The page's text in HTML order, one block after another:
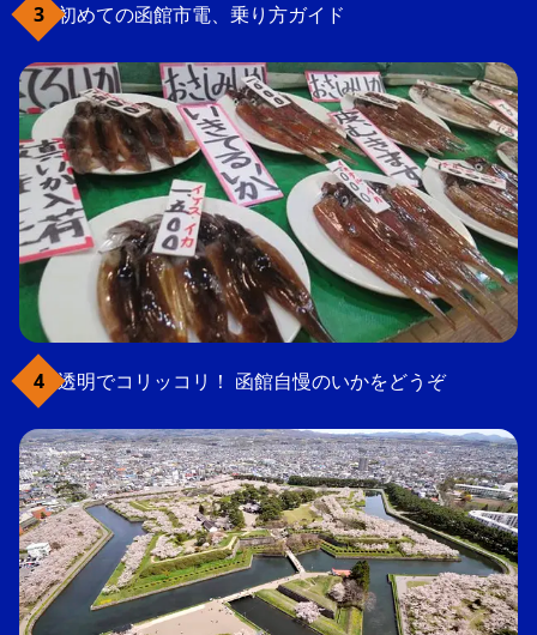
初めての函館市電、乗り方ガイド
透明でコリッコリ！ 函館自慢のいかをどうぞ